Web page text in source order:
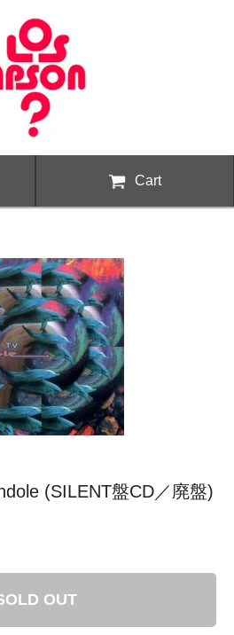
Cart
(SILENT盤CD／廃盤)
OUT